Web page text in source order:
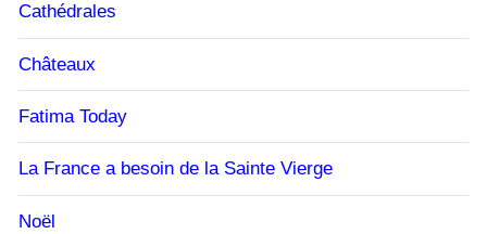
Cathédrales
Châteaux
Fatima Today
La France a besoin de la Sainte Vierge
Noël